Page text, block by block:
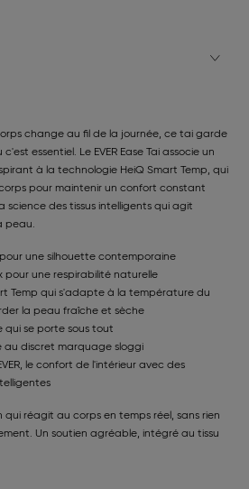
change au fil de la journée, ce tai garde
essentiel. Le EVER Ease Tai associe un
à la technologie HeiQ Smart Temp, qui
pour maintenir un confort constant
science des tissus intelligents qui agit
peau.
une silhouette contemporaine
pour une respirabilité naturelle
Temp qui s'adapte à la température du
la peau fraîche et sèche
qui se porte sous tout
au discret marquage sloggi
le confort de l'intérieur avec des
réagit au corps en temps réel, sans rien
Un soutien agréable, intégré au tissu